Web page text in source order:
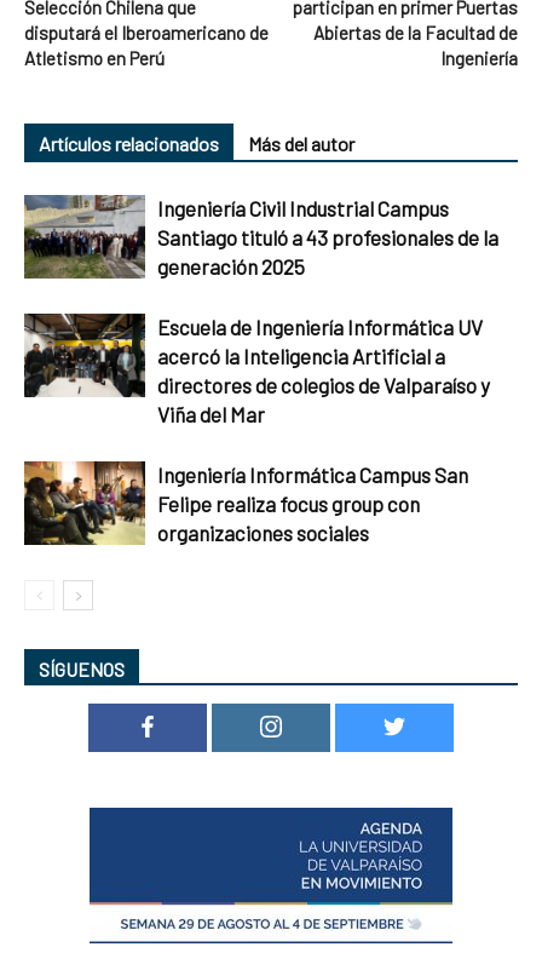
Selección Chilena que
disputará el Iberoamericano de
Atletismo en Perú
participan en primer Puertas
Abiertas de la Facultad de
Ingeniería
Artículos relacionados Más del autor
Ingeniería Civil Industrial Campus
Santiago tituló a 43 profesionales de la
generación 2025
Escuela de Ingeniería Informática UV
acercó la Inteligencia Artificial a
directores de colegios de Valparaíso y
Viña del Mar
Ingeniería Informática Campus San
Felipe realiza focus group con
organizaciones sociales
SÍGUENOS